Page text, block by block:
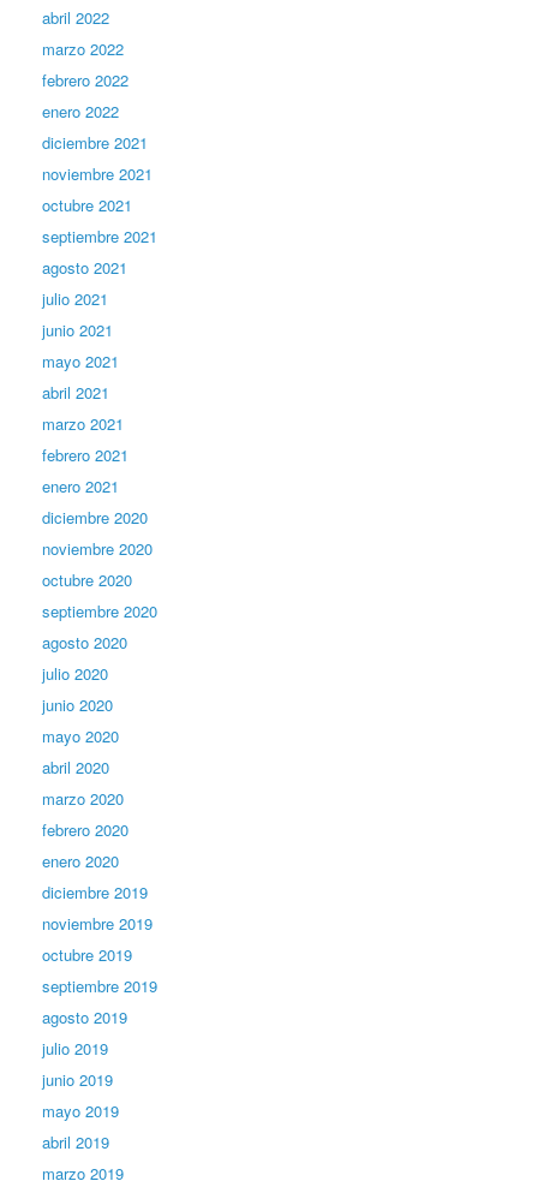
abril 2022
marzo 2022
febrero 2022
enero 2022
diciembre 2021
noviembre 2021
octubre 2021
septiembre 2021
agosto 2021
julio 2021
junio 2021
mayo 2021
abril 2021
marzo 2021
febrero 2021
enero 2021
diciembre 2020
noviembre 2020
octubre 2020
septiembre 2020
agosto 2020
julio 2020
junio 2020
mayo 2020
abril 2020
marzo 2020
febrero 2020
enero 2020
diciembre 2019
noviembre 2019
octubre 2019
septiembre 2019
agosto 2019
julio 2019
junio 2019
mayo 2019
abril 2019
marzo 2019